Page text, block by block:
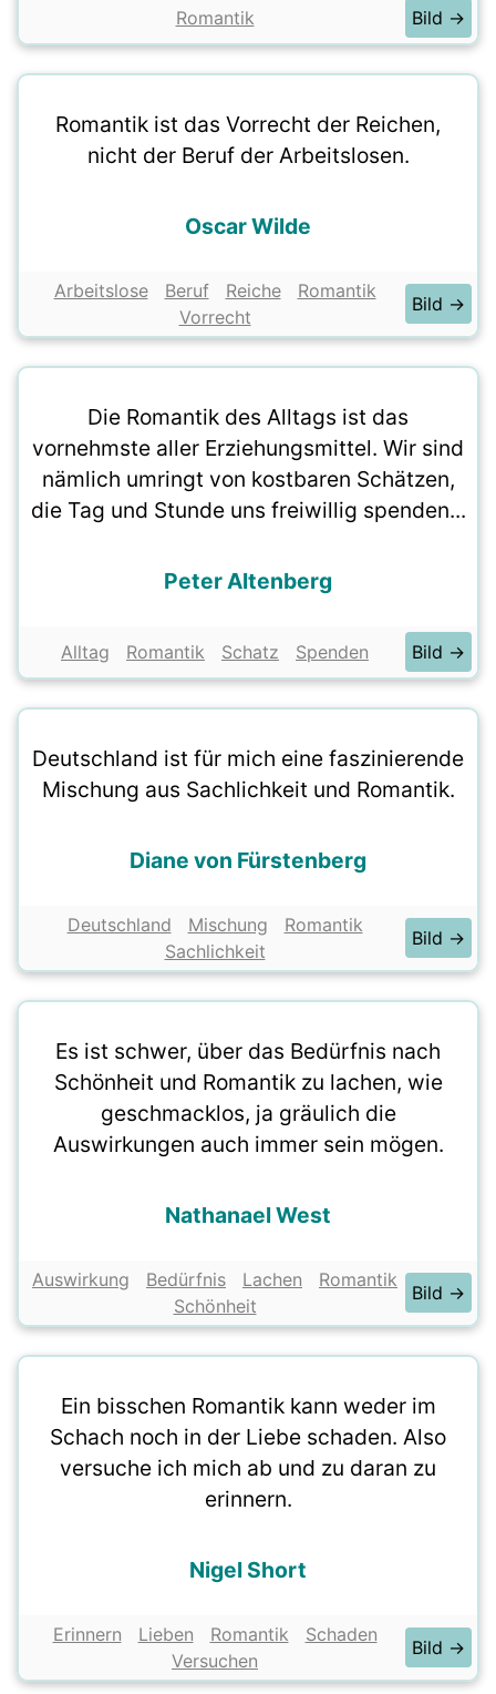
Romantik Bild →
Romantik ist das Vorrecht der Reichen,
nicht der Beruf der Arbeitslosen.
Oscar Wilde
Arbeitslose Beruf Reiche
Romantik
Vorrecht
Bild →
Die Romantik des Alltags ist das
vornehmste aller Erziehungsmittel. Wir sind
nämlich umringt von kostbaren Schätzen,
die Tag und Stunde uns freiwillig spenden...
Peter Altenberg
Alltag Romantik Schatz Spenden Bild →
Deutschland ist für mich eine faszinierende
Mischung aus Sachlichkeit und Romantik.
Diane von Fürstenberg
Deutschland Mischung
Romantik
Sachlichkeit
Bild →
Es ist schwer, über das Bedürfnis nach
Schönheit und Romantik zu lachen, wie
geschmacklos, ja gräulich die
Auswirkungen auch immer sein mögen.
Nathanael West
Auswirkung Bedürfnis Lachen
Romantik
Schönheit
Bild →
Ein bisschen Romantik kann weder im
Schach noch in der Liebe schaden. Also
versuche ich mich ab und zu daran zu
erinnern.
Nigel Short
Erinnern Lieben Romantik
Schaden
Versuchen
Bild →